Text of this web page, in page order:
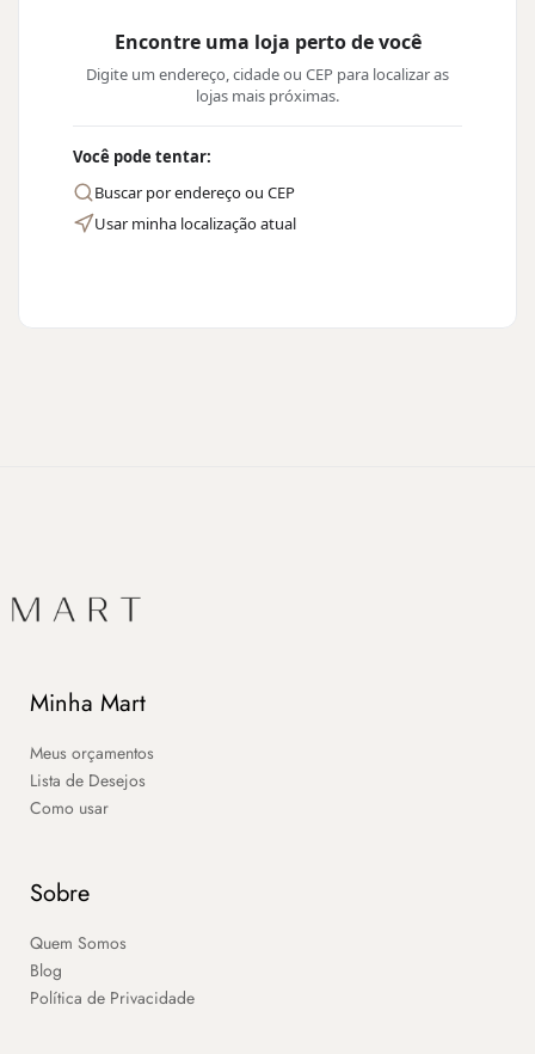
Encontre uma loja perto de você
Digite um endereço, cidade ou CEP para localizar as
lojas mais próximas.
Você pode tentar:
Buscar por endereço ou CEP
Usar minha localização atual
Minha Mart
Meus orçamentos
Lista de Desejos
Como usar
Sobre
Quem Somos
Blog
Política de Privacidade